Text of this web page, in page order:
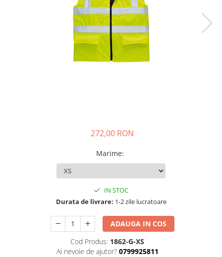
272,00 RON
Marime:
IN STOC
Durata de livrare: 1-2 zile lucratoare
ADAUGA IN COS
Cod Produs: 1862-G-XS
Ai nevoie de ajutor? 0799925811